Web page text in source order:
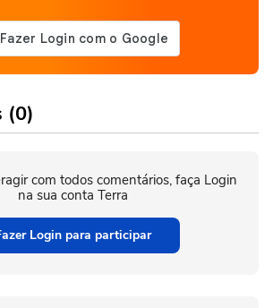
(0)
com todos comentários, faça Login
na sua conta Terra
Login para participar